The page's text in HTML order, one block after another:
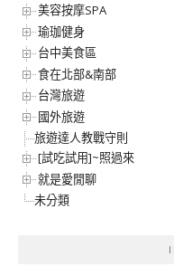
美容按摩SPA
瑜珈健身
台中美食區
食在北部&南部
台灣旅遊
國外旅遊
旅遊達人教戰守則
[試吃試用]~照過來
就是愛閒聊
未分類